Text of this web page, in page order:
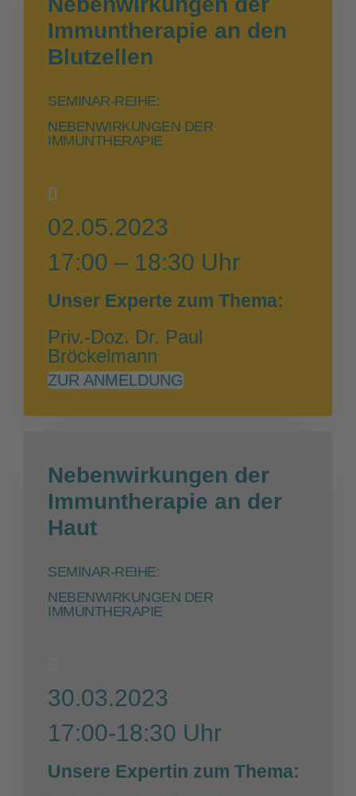
Immuntherapie an den
Blutzellen
SEMINAR-REIHE:
NEBENWIRKUNGEN DER
IMMUNTHERAPIE
02.05.2023
17:00 – 18:30 Uhr
Unser Experte zum Thema:
Priv.-Doz. Dr. Paul
Bröckelmann
ZUR ANMELDUNG
Nebenwirkungen der
Immuntherapie an der
Haut
SEMINAR-REIHE:
NEBENWIRKUNGEN DER
IMMUNTHERAPIE
30.03.2023
17:00-18:30 Uhr
Unsere Expertin zum Thema: